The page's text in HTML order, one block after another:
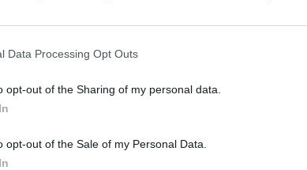
Data Processing Opt Outs
opt-out of the Sharing of my personal data.
opt-out of the Sale of my Personal Data.